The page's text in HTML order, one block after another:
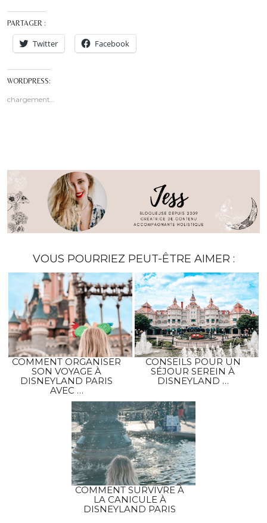
PARTAGER :
Twitter Facebook
WORDPRESS:
chargement…
VOUS POURRIEZ PEUT-ÊTRE AIMER :
COMMENT ORGANISER
SON VOYAGE À
DISNEYLAND PARIS
AVEC …
CONSEILS POUR UN
SÉJOUR SEREIN À
DISNEYLAND …
COMMENT SURVIVRE À
LA CANICULE À
DISNEYLAND PARIS